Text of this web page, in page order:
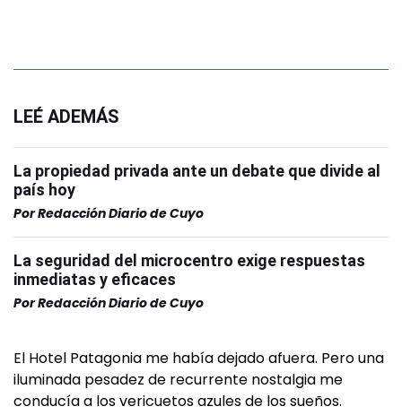
LEÉ ADEMÁS
La propiedad privada ante un debate que divide al
país hoy
PorRedacción Diario de Cuyo
La seguridad del microcentro exige respuestas
inmediatas y eficaces
PorRedacción Diario de Cuyo
El Hotel Patagonia me había dejado afuera. Pero una
iluminada pesadez de recurrente nostalgia me
conducía a los vericuetos azules de los sueños.